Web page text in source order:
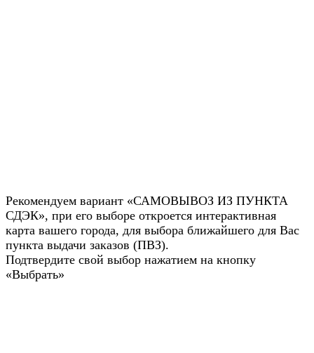
Рекомендуем вариант «САМОВЫВОЗ ИЗ ПУНКТА
СДЭК», при его выборе откроется интерактивная
карта вашего города, для выбора ближайшего для Вас
пункта выдачи заказов (ПВЗ).
Подтвердите свой выбор нажатием на кнопку
«Выбрать»